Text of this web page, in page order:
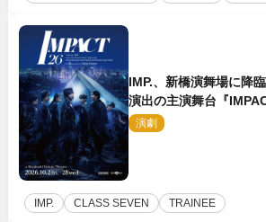
IMP.、新橋演舞場に降
演出の主演舞台『
演劇
IMP. CLASS SEVEN TRAINEE